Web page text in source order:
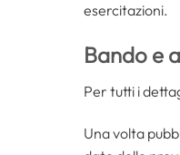
esercitazioni.
Bando e
Per tutti i
Una volta